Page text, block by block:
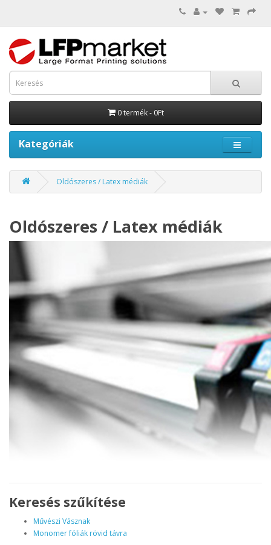
0 termék - 0Ft
Kategóriák
Oldószeres / Latex médiák
Oldószeres / Latex médiák
Keresés szűkítése
Művészi Vásznak
Monomer fóliák rövid távra